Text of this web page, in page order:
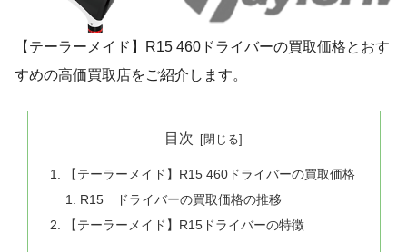
【テーラーメイド】R15 460ドライバーの買取価格とおす
すめの高価買取店をご紹介します。
目次
【テーラーメイド】R15 460ドライバーの買取価格
R15 ドライバーの買取価格の推移
【テーラーメイド】R15ドライバーの特徴